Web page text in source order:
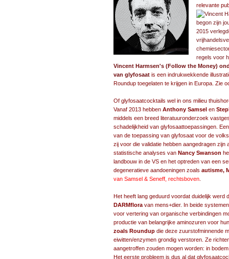
relevante
Vincent Harmsen's (Follow the Money)
van glyfosaat is een indrukwekkende
Roundup toegelaten te krijgen in Europa. Zie
Of glyfosaatcocktails wel in ons milieu
Vanaf 2013 hebben Anthony Samsel en
middels een breed literatuuronderzoek
schadelijkheid van glyfosaattoepassingen.
van de toepassing van glyfosaat voor de
zij voor die validatie hebben aangedragen
statistische analyses van Nancy Swanson
landbouw in de VS en het optreden van een
degeneratieve aandoeningen zoals autisme,
van Samsel & Seneff, rechtsboven
Het heeft lang geduurd voordat duidelijk
DARMflora van mens+dier. In beide
voor vertering van organische verbindingen
productie van belangrijke aminozuren voor
zoals Roundup die deze zuurstofminnende
eiwitten/enzymen grondig verstoren. Ze
aangetroffen zouden mogen worden: in
Het eerste probleem is dus al dat